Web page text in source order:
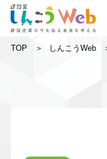
TOP しんこうWeb